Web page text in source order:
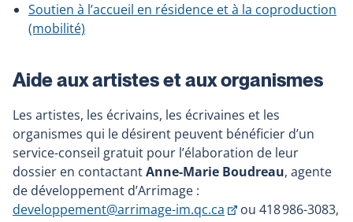
Soutien à l’accueil en résidence et à la coproduction
(mobilité)
Aide aux artistes et aux organismes
Les artistes, les écrivains, les écrivaines et les
organismes qui le désirent peuvent bénéficier d’un
service-conseil gratuit pour l’élaboration de leur
dossier en contactantAnne-Marie Boudreau, agente
de développement d’Arrimage :
developpement@arrimage-im.qc.ca
Ce
ou 418 986-3083,